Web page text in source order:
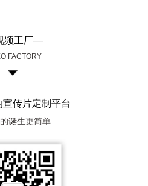
频工厂—
FACTORY
传片定制平台
诞生更简单